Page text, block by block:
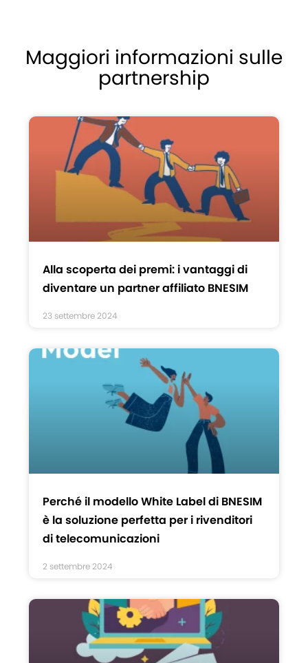
Maggiori informazioni sulle
partnership
Alla scoperta dei premi: i vantaggi di
diventare un partner affiliato BNESIM
23 settembre 2024
Perché il modello White Label di BNESIM
è la soluzione perfetta per i rivenditori
di telecomunicazioni
2 settembre 2024